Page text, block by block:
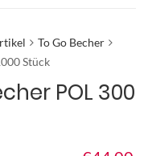
To Go Becher
Stück
POL 300